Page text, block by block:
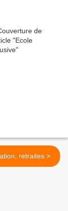
Revalorisation, retraites >